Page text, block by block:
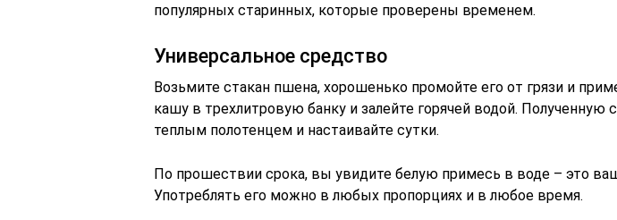
популярных старинных, которые проверены временем.
Универсальное средство
Возьмите стакан пшена, хорошенько промойте его от грязи и
кашу в трехлитровую банку и залейте горячей водой. Полученную
теплым полотенцем и настаивайте сутки.
По прошествии срока, вы увидите белую примесь в воде – это
Употреблять его можно в любых пропорциях и в любое время.